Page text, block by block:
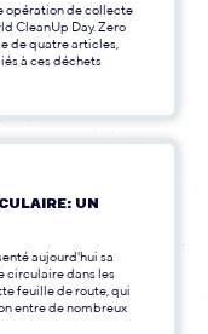
opération de collecte
CleanUp Day. Zero
de quatre articles,
à ces déchets
UN
aujourd'hui sa
circulaire dans les
feuille de route, qui
entre de nombreux